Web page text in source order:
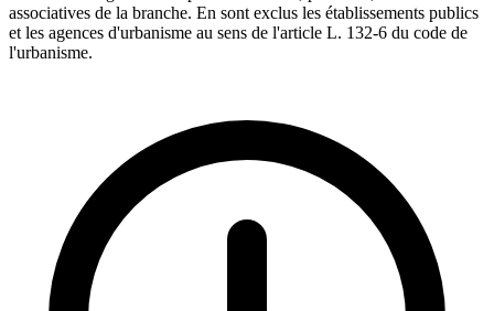
associatives de la branche. En sont exclus les établissements publics
et les agences d'urbanisme au sens de l'article L. 132-6 du code de
l'urbanisme.